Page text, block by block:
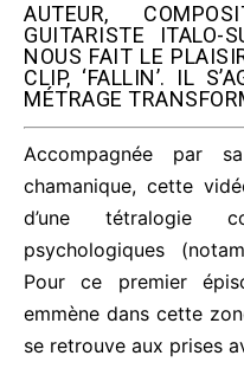
AUTEUR,
GUITARISTE ITALO-
NOUS FAIT LE
CLIP, ‘FALLIN’. IL
MÉTRAGE
Accompagnée par
chamanique, cette
d’une tétralogie
psychologiques
Pour ce premier
emmène dans cette
se retrouve aux prises